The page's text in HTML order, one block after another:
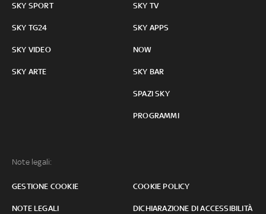
SKY SPORT
SKY TG24
SKY VIDEO
SKY ARTE
SKY TV
SKY APPS
NOW
SKY BAR
SPAZI SKY
PROGRAMMI
Note legali:
GESTIONE COOKIE COOKIE POLICY
NOTE LEGALI DICHIARAZIONE DI ACCESSIBILITÀ